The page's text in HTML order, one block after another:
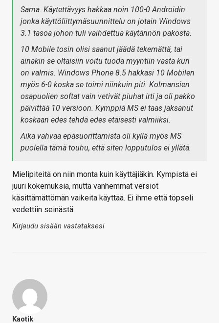
Sama. Käytettävyys hakkaa noin 100-0 Androidin
jonka käyttöliittymäsuunnittelu on jotain Windows
3.1 tasoa johon tuli vaihdettua käytännön pakosta.
10 Mobile tosin olisi saanut jäädä tekemättä, tai
ainakin se oltaisiin voitu tuoda myyntiin vasta kun
on valmis. Windows Phone 8.5 hakkasi 10 Mobilen
myös 6-0 koska se toimi niinkuin piti. Kolmansien
osapuolien softat vain vetivät piuhat irti ja oli pakko
päivittää 10 versioon. Kymppiä MS ei taas jaksanut
koskaan edes tehdä edes etäisesti valmiiksi.
Aika vahvaa epäsuorittamista oli kyllä myös MS
puolella tämä touhu, että siten lopputulos ei yllätä.
Mielipiteitä on niin monta kuin käyttäjiäkin. Kympistä ei
juuri kokemuksia, mutta vanhemmat versiot
käsittämättömän vaikeita käyttää. Ei ihme että töpseli
vedettiin seinästä.
Kirjaudu sisään vastataksesi
Kaotik